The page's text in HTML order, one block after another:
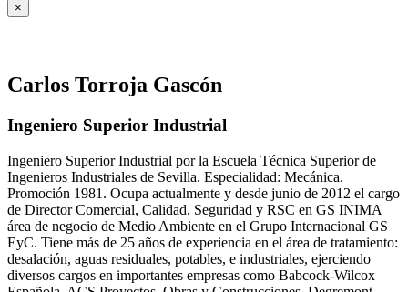
×
Carlos Torroja Gascón
Ingeniero Superior Industrial
Ingeniero Superior Industrial por la Escuela Técnica Superior de
Ingenieros Industriales de Sevilla. Especialidad: Mecánica.
Promoción 1981. Ocupa actualmente y desde junio de 2012 el cargo
de Director Comercial, Calidad, Seguridad y RSC en GS INIMA
área de negocio de Medio Ambiente en el Grupo Internacional GS
EyC. Tiene más de 25 años de experiencia en el área de tratamiento:
desalación, aguas residuales, potables, e industriales, ejerciendo
diversos cargos en importantes empresas como Babcock-Wilcox